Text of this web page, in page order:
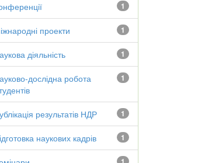
1
1
проекти
1
діяльність
1
дослідна робота
1
результатів НДР
1
наукових кадрів